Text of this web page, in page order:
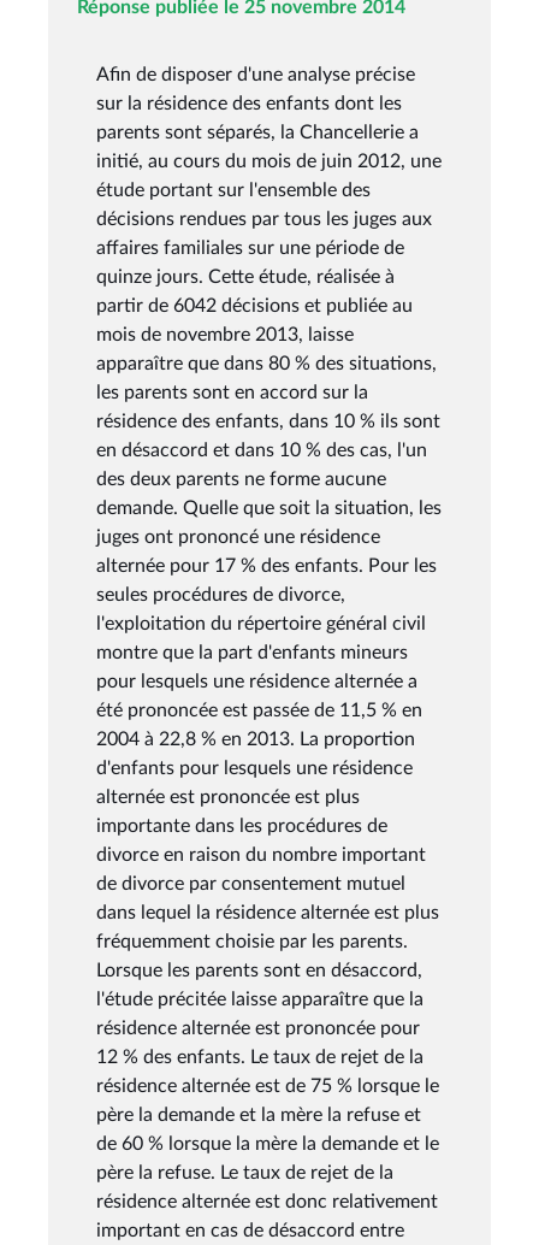
Réponse publiée le 25 novembre 2014
Afin de disposer d'une analyse précise
sur la résidence des enfants dont les
parents sont séparés, la Chancellerie a
initié, au cours du mois de juin 2012, une
étude portant sur l'ensemble des
décisions rendues par tous les juges aux
affaires familiales sur une période de
quinze jours. Cette étude, réalisée à
partir de 6042 décisions et publiée au
mois de novembre 2013, laisse
apparaître que dans 80 % des situations,
les parents sont en accord sur la
résidence des enfants, dans 10 % ils sont
en désaccord et dans 10 % des cas, l'un
des deux parents ne forme aucune
demande. Quelle que soit la situation, les
juges ont prononcé une résidence
alternée pour 17 % des enfants. Pour les
seules procédures de divorce,
l'exploitation du répertoire général civil
montre que la part d'enfants mineurs
pour lesquels une résidence alternée a
été prononcée est passée de 11,5 % en
2004 à 22,8 % en 2013. La proportion
d'enfants pour lesquels une résidence
alternée est prononcée est plus
importante dans les procédures de
divorce en raison du nombre important
de divorce par consentement mutuel
dans lequel la résidence alternée est plus
fréquemment choisie par les parents.
Lorsque les parents sont en désaccord,
l'étude précitée laisse apparaître que la
résidence alternée est prononcée pour
12 % des enfants. Le taux de rejet de la
résidence alternée est de 75 % lorsque le
père la demande et la mère la refuse et
de 60 % lorsque la mère la demande et le
père la refuse. Le taux de rejet de la
résidence alternée est donc relativement
important en cas de désaccord entre